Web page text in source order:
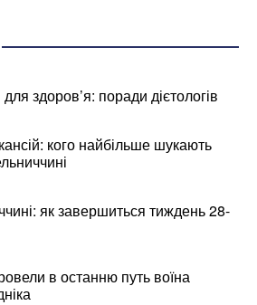
здоров’я: поради дієтологів
кого найбільше шукають
як завершиться тиждень 28-
в останню путь воїна